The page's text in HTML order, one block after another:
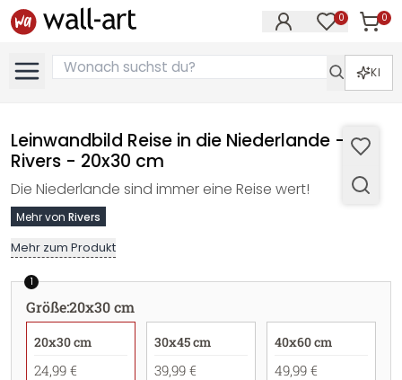
0 0
KI
Leinwandbild Reise in die Niederlande -
Rivers - 20x30 cm
Die Niederlande sind immer eine Reise wert!
Mehr von Rivers
Mehr zum Produkt
1
Größe:20x30 cm
20x30 cm
24,99 €
30x45 cm
39,99 €
40x60 cm
49,99 €